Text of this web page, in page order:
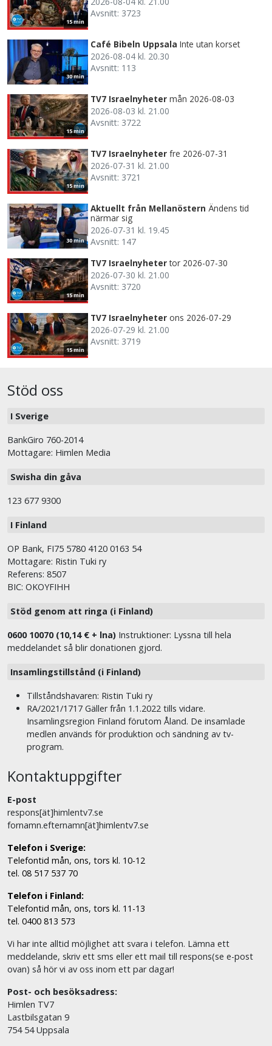
15 min
Avsnitt: 3723
30 min
Café Bibeln Uppsala Inte utan korset
2026-08-04 kl. 20.30
Avsnitt: 113
15 min
TV7 Israelnyheter mån 2026-08-03
2026-08-03 kl. 21.00
Avsnitt: 3722
15 min
TV7 Israelnyheter fre 2026-07-31
2026-07-31 kl. 21.00
Avsnitt: 3721
30 min
Aktuellt från Mellanöstern Ändens tid
närmar sig
2026-07-31 kl. 19.45
Avsnitt: 147
15 min
TV7 Israelnyheter tor 2026-07-30
2026-07-30 kl. 21.00
Avsnitt: 3720
15 min
TV7 Israelnyheter ons 2026-07-29
2026-07-29 kl. 21.00
Avsnitt: 3719
Stöd oss
I Sverige
BankGiro 760-2014
Mottagare: Himlen Media
Swisha din gåva
123 677 9300
I Finland
OP Bank, FI75 5780 4120 0163 54
Mottagare: Ristin Tuki ry
Referens: 8507
BIC: OKOYFIHH
Stöd genom att ringa (i Finland)
0600 10070 (10,14 € + lna) Instruktioner: Lyssna till hela
meddelandet så blir donationen gjord.
Insamlingstillstånd (i Finland)
Tillståndshavaren: Ristin Tuki ry
RA/2021/1717 Gäller från 1.1.2022 tills vidare.
Insamlingsregion Finland förutom Åland. De insamlade
medlen används för produktion och sändning av tv-
program.
Kontaktuppgifter
E-post
respons[ät]himlentv7.se
fornamn.efternamn[ät]himlentv7.se
Telefon i Sverige:
Telefontid mån, ons, tors kl. 10-12
tel. 08 517 537 70
Telefon i Finland:
Telefontid mån, ons, tors kl. 11-13
tel. 0400 813 573
Vi har inte alltid möjlighet att svara i telefon. Lämna ett
meddelande, skriv ett sms eller ett mail till respons(se e-post
ovan) så hör vi av oss inom ett par dagar!
Post- och besöksadress:
Himlen TV7
Lastbilsgatan 9
754 54 Uppsala